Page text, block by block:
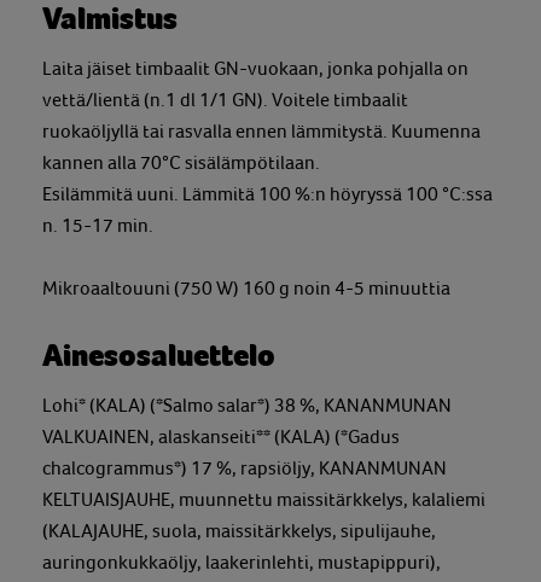
Valmistus
Laita jäiset timbaalit GN-vuokaan, jonka pohjalla on
vettä/lientä (n.1 dl 1/1 GN). Voitele timbaalit
ruokaöljyllä tai rasvalla ennen lämmitystä. Kuumenna
kannen alla 70°C sisälämpötilaan.
Esilämmitä uuni. Lämmitä 100 %:n höyryssä 100 °C:ssa
n. 15-17 min.
Mikroaaltouuni (750 W) 160 g noin 4-5 minuuttia
Ainesosaluettelo
Lohi* (KALA) (*Salmo salar*) 38 %, KANANMUNAN
VALKUAINEN, alaskanseiti** (KALA) (*Gadus
chalcogrammus*) 17 %, rapsiöljy, KANANMUNAN
KELTUAISJAUHE, muunnettu maissitärkkelys, kalaliemi
(KALAJAUHE, suola, maissitärkkelys, sipulijauhe,
auringonkukkaöljy, laakerinlehti, mustapippuri),